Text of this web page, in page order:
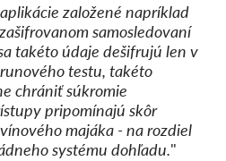
založené napríklad
samosledovaní
takéto údaje dešifrujú len v
testu, takéto
chrániť súkromie
pripomínajú skôr
majáka - na rozdiel
systému dohľadu."